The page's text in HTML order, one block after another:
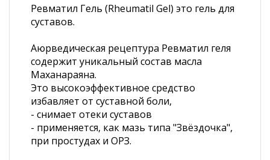
Ревматил Гель (Rheumatil Gel) это гель для
суставов.
Аюрведическая рецептура Ревматил геля
содержит уникальный состав масла
Маханараяна.
Это высокоэффективное средство
избавляет от суставной боли,
- снимает отеки суставов
- применяется, как мазь типа "Звёздочка",
при простудах и ОРЗ.